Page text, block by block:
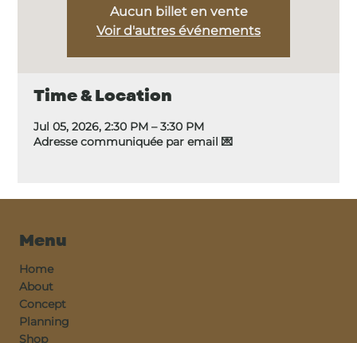
Aucun billet en vente
Voir d'autres événements
Time & Location
Jul 05, 2026, 2:30 PM – 3:30 PM
Adresse communiquée par email 💌
Menu
Home
About
Concept
Planning
Shop